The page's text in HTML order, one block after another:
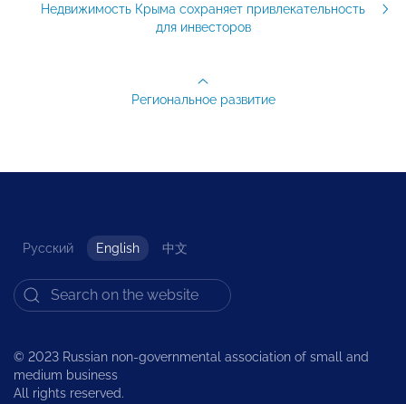
Недвижимость Крыма сохраняет привлекательность
для инвесторов
Региональное развитие
Русский English 中文
© 2023 Russian non-governmental association of small and
medium business
All rights reserved.